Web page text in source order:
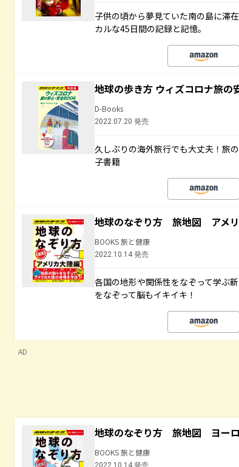
子供の頃から夢見ていた南の島に滞
カルな45日間の記録と記憶。
地球の歩き方 ウィズコロナ旅の
D-Books
2022.07.20 発売
久しぶりの海外旅行でも大丈夫！旅
子書籍
地球のなぞり方 旅地図 アメ
BOOKS 旅と健康
2022.10.14 発売
各国の地形や関係性をなぞって学ぶ
をなぞって脳もイキイキ！
AD
地球のなぞり方 旅地図 ヨー
BOOKS 旅と健康
2022.10.14 発売